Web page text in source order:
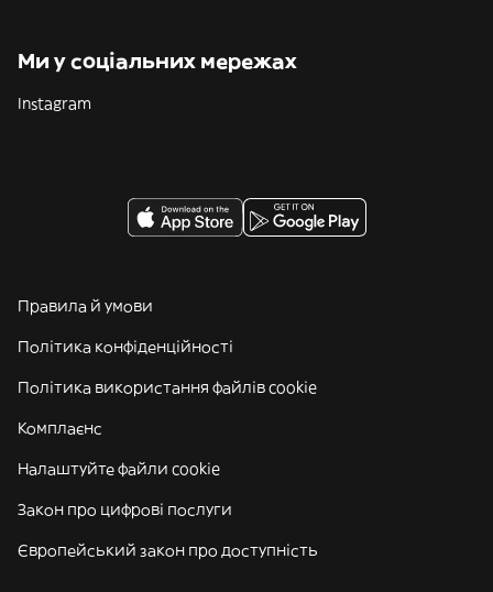
Ми у соціальних мережах
Instagram
Правила й умови
Політика конфіденційності
Політика використання файлів cookie
Комплаєнс
Налаштуйте файли cookie
Закон про цифрові послуги
Європейський закон про доступність